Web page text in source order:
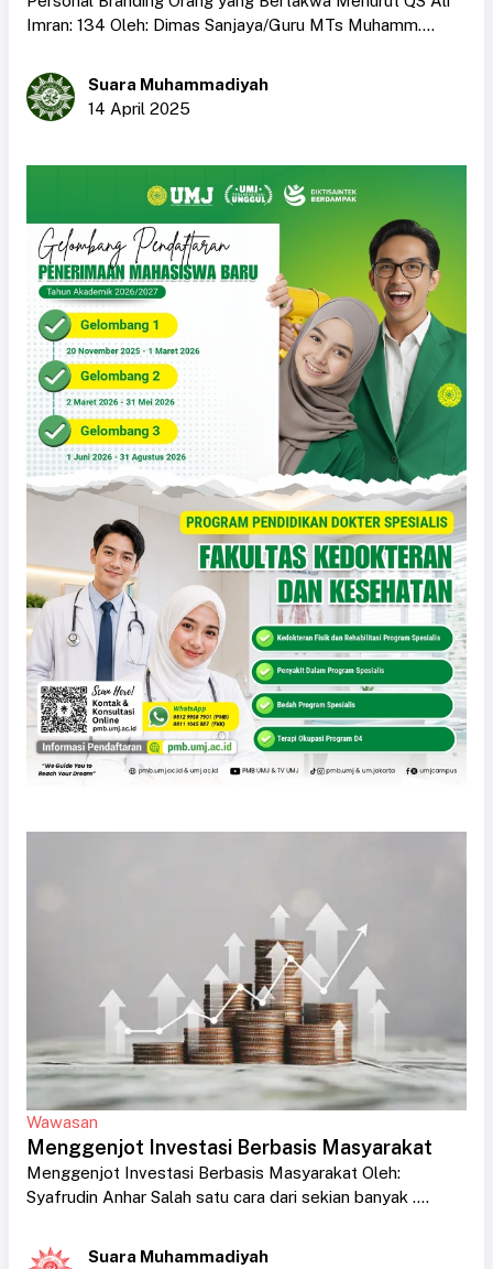
Imran: 134 Oleh: Dimas Sanjaya/Guru MTs Muhamm....
Suara Muhammadiyah
14 April 2025
Wawasan
Menggenjot Investasi Berbasis Masyarakat
Menggenjot Investasi Berbasis Masyarakat Oleh:
Syafrudin Anhar Salah satu cara dari sekian banyak ....
Suara Muhammadiyah